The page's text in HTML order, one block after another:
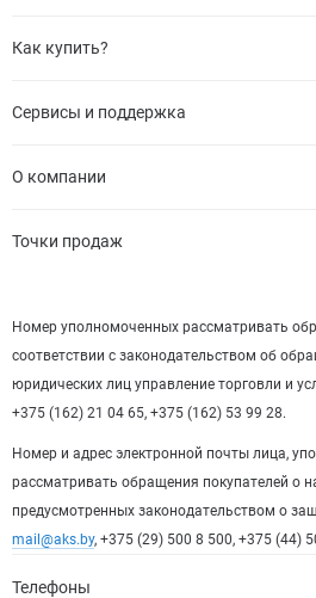
Как купить?
Сервисы и поддержка
О компании
Точки продаж
Номер уполномоченных рассматривать
соответствии с законодательством об
юридических лиц управление торговли и
+375 (162) 21 04 65, +375 (162) 53 99 28.
Номер и адрес электронной почты лица,
рассматривать обращения покупателей о
предусмотренных законодательством о
mail@aks.by, +375 (29) 500 8 500, +375 (44)
Телефоны